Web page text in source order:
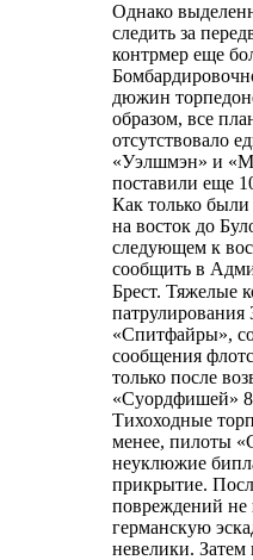
Однако
следить за
контрмер еще
дюжин
образом, все
отсутствовало
«Уэлшмэн» и
поставили еще
Как только
на восток до
следующем к
сообщить в
Брест. Тяжелые
патрулирования
«Спитфайры»,
сообщения
только после
«Суордфишей»
Тихоходные
менее, пилоты
неуклюжие
прикрытие.
повреждений
германскую
невелики.